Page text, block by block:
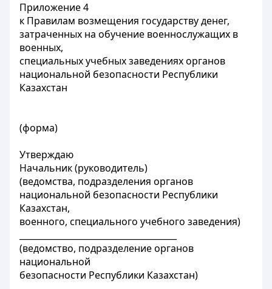
Приложение 4
к Правилам возмещения государству денег,
затраченных на обучение военнослужащих в
военных,
специальных учебных заведениях органов
национальной безопасности Республики
Казахстан
(форма)
Утверждаю
Начальник (руководитель)
(ведомства, подразделения органов
национальной безопасности Республики
Казахстан,
военного, специального учебного заведения)
(ведомство, подразделение органов
национальной
безопасности Республики Казахстан)